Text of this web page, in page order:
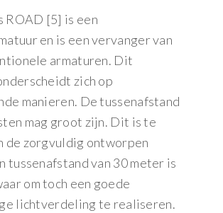
ROAD [5] is een
en is een vervanger van
armaturen. Dit
zich op
manieren. De tussenafstand
mag groot zijn. Dit is te
de zorgvuldig ontworpen
tussenafstand van 30 meter is
om toch een goede
lichtverdeling te realiseren.